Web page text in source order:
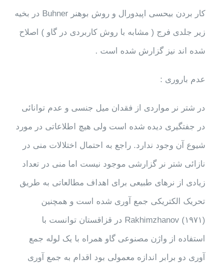
کار بردن بیحسی اپیدورال و روش بوهنر Buhner در بخیه
زیر جلدی فرج ( مشابه با روش کاربردی در گاو ) اصلاح
شده اند نیز گزارش شده است .
عدم باروری :
در شتر نر مواردی از فقدان میل جنسی و عدم توانائی
در جفتگیری دیده شده است ولی هیچ اطلاعاتی در مورد
شیوع آن وجود ندارد. راجع به احتمال اختلالات منی در
نازائی شتر نر گزارشی موجود نیست اما منی در تعداد
زیادی از نرهای طبیعی برای اهداف مطالعاتی به طریق
تحریک الکتریکی جمع آوری شده است و همچنین
Rakhimzhanov (۱۹۷۱) در قزاقستان توانست با
استفاده از واژن مصنوعی گاو همراه با یک لوله جمع
آوری دو برابر اندازه معمولی بود اقدام به جمع آوری